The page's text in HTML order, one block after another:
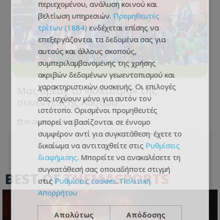
Μας άρεσε το «κλείσιμο» της
συνέντευξης Λοσάδα…
06.08.2026 - 08:19
BEST OFTHEMASPORTS
περιεχομένου, ανάλυση κοινού και
βελτίωση υπηρεσιών. Προμηθευτές
τρίτων (1884) ενδέχεται επίσης να
επεξεργάζονται τα δεδομένα σας για
αυτούς και άλλους σκοπούς,
συμπεριλαμβανομένης της χρήσης
ακριβών δεδομένων γεωεντοπισμού και
χαρακτηριστικών συσκευής. Οι επιλογές
σας ισχύουν μόνο για αυτόν τον
ιστότοπο. Ορισμένοι προμηθευτές
μπορεί να βασίζονται σε έννομο
συμφέρον αντί για συγκατάθεση· έχετε το
δικαίωμα να αντιταχθείτε στις Ρυθμίσεις
διαφήμισης. Μπορείτε να ανακαλέσετε τη
συγκατάθεσή σας οποιαδήποτε στιγμή
στις Ρυθμίσεις cookies. Πολιτική
Απορρήτου
Απολύτως
Απόδοσης